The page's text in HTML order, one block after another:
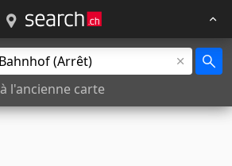
l'ancienne carte